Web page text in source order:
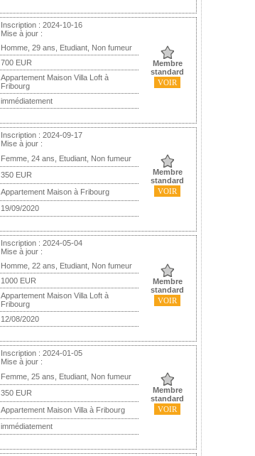
Inscription : 2024-10-16
Mise à jour :
Homme, 29 ans, Etudiant, Non fumeur
Membre
standard
VOIR
700 EUR
Appartement Maison Villa Loft à
Fribourg
immédiatement
Inscription : 2024-09-17
Mise à jour :
Femme, 24 ans, Etudiant, Non fumeur
Membre
standard
VOIR
350 EUR
Appartement Maison à Fribourg
19/09/2020
Inscription : 2024-05-04
Mise à jour :
Homme, 22 ans, Etudiant, Non fumeur
Membre
standard
VOIR
1000 EUR
Appartement Maison Villa Loft à
Fribourg
12/08/2020
Inscription : 2024-01-05
Mise à jour :
Femme, 25 ans, Etudiant, Non fumeur
Membre
standard
VOIR
350 EUR
Appartement Maison Villa à Fribourg
immédiatement